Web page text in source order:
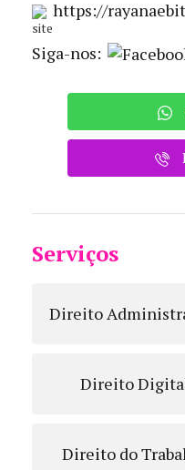
https://
Siga-nos:
Serviços
Direito
Direito
Direito do